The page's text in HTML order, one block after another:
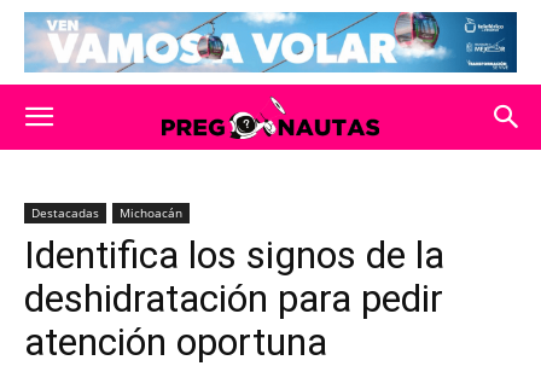
Destacadas Michoacán
Identifica los signos de la
deshidratación para pedir
atención oportuna